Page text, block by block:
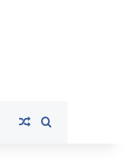
Random Article